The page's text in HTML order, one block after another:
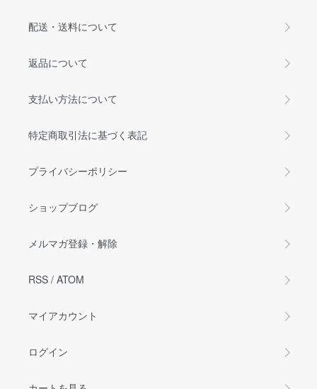
配送・送料について
返品について
支払い方法について
特定商取引法に基づく表記
プライバシーポリシー
ショップブログ
メルマガ登録・解除
RSS / ATOM
マイアカウント
ログイン